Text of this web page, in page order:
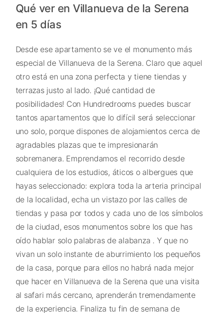
Qué ver en Villanueva de la Serena
en 5 días
Desde ese apartamento se ve el monumento más
especial de Villanueva de la Serena. Claro que aquel
otro está en una zona perfecta y tiene tiendas y
terrazas justo al lado. ¡Qué cantidad de
posibilidades! Con Hundredrooms puedes buscar
tantos apartamentos que lo difícil será seleccionar
uno solo, porque dispones de alojamientos cerca de
agradables plazas que te impresionarán
sobremanera. Emprendamos el recorrido desde
cualquiera de los estudios, áticos o albergues que
hayas seleccionado: explora toda la arteria principal
de la localidad, echa un vistazo por las calles de
tiendas y pasa por todos y cada uno de los símbolos
de la ciudad, esos monumentos sobre los que has
oído hablar solo palabras de alabanza . Y que no
vivan un solo instante de aburrimiento los pequeños
de la casa, porque para ellos no habrá nada mejor
que hacer en Villanueva de la Serena que una visita
al safari más cercano, aprenderán tremendamente
de la experiencia. Finaliza tu fin de semana de